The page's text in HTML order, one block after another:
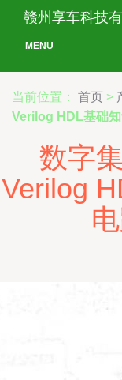
赣州享车科技
MENU
当前位置： 首页 >
Verilog HDL基础
数字
Verilog